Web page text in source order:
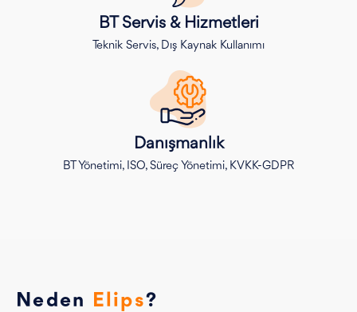
BT Servis & Hizmetleri
Teknik Servis, Dış Kaynak Kullanımı
Danışmanlık
BT Yönetimi, ISO, Süreç Yönetimi, KVKK-GDPR
Neden Elips?